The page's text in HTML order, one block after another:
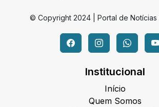
© Copyright 2024 | Portal de Notícias
Institucional
Início
Quem Somos